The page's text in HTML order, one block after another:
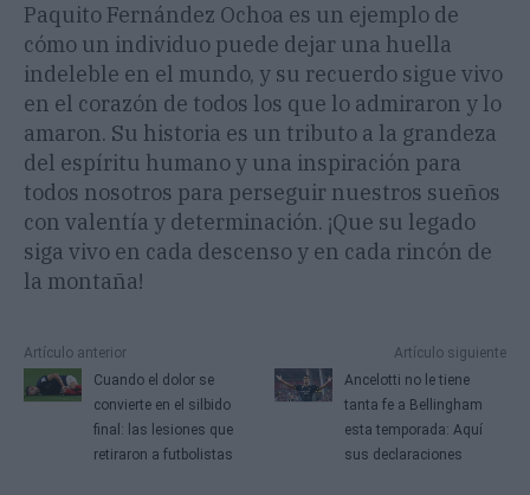
Paquito Fernández Ochoa es un ejemplo de
cómo un individuo puede dejar una huella
indeleble en el mundo, y su recuerdo sigue vivo
en el corazón de todos los que lo admiraron y lo
amaron. Su historia es un tributo a la grandeza
del espíritu humano y una inspiración para
todos nosotros para perseguir nuestros sueños
con valentía y determinación. ¡Que su legado
siga vivo en cada descenso y en cada rincón de
la montaña!
Artículo anterior
Cuando el dolor se
convierte en el silbido
final: las lesiones que
retiraron a futbolistas
Artículo siguiente
Ancelotti no le tiene
tanta fe a Bellingham
esta temporada: Aquí
sus declaraciones